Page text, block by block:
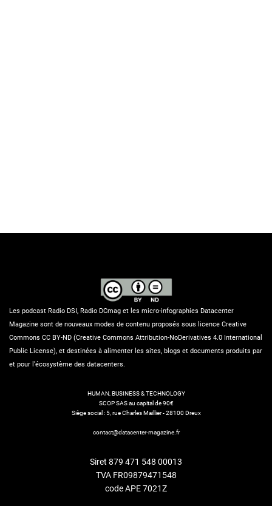
Les podcast Radio DSI, Radio DCmag et les micro-infographies Datacenter
Magazine sont de nouveaux modes de contenu proposés sous licence Creative
Commons CC BY-ND (Creative Commons Attribution-NoDerivatives 4.0 International
Public License), et destinées à alimenter les sites, blogs et documents produits par
et pour l’écosystème des datacenters.
HUMAN, BUSINESS & TECHNOLOGY
SCOP SAS au capital de 90€
Siège social : 5, rue Charles Maillier - 28100 Dreux
contact@datacenter-magazine.fr
Siret 879 471 548 00013
TVA FR09879471548
code APE 7021Z